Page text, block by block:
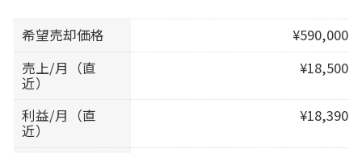
希望売却価格
¥590,000
売上/月（直
近）
¥18,500
利益/月（直
近）
¥18,390